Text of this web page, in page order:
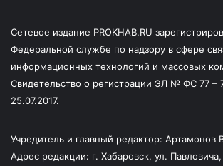
Сетевое издание PROKHAB.RU
Федеральной службе по надзору в сфере
информационных технологий и массовых
Свидетельство о регистрации ЭЛ № ФС 77 –
25.07.2017.
Учредитель и главный редактор: Артамонов
Адрес редакции: г. Хабаровск, ул.